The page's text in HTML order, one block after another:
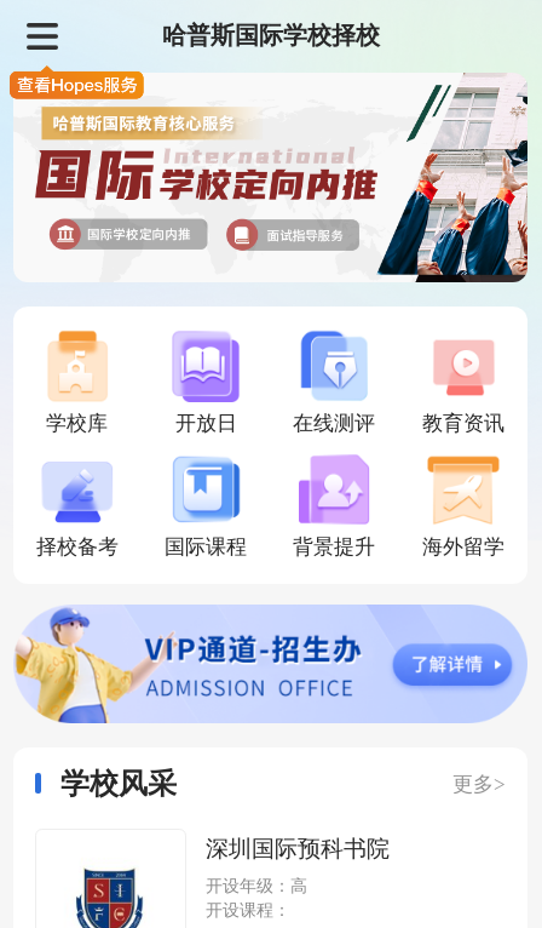
哈普斯国际学校择校
学校库 开放日 在线测评 教育资讯
择校备考 国际课程 背景提升 海外留学
学校风采 更多>
深圳国际预科书院
开设年级：高
开设课程：